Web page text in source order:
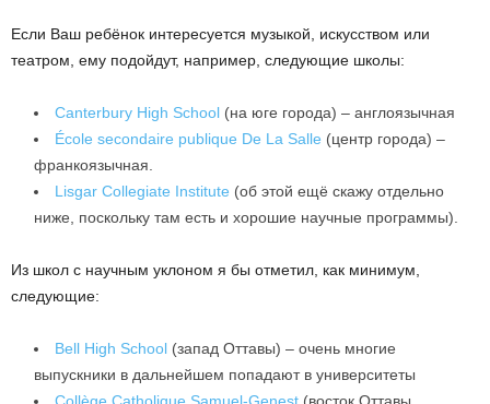
Если Ваш ребёнок интересуется музыкой, искусством или
театром, ему подойдут, например, следующие школы:
Canterbury High School (на юге города) – англоязычная
École secondaire publique De La Salle (центр города) –
франкоязычная.
Lisgar Collegiate Institute (об этой ещё скажу отдельно
ниже, поскольку там есть и хорошие научные программы).
Из школ с научным уклоном я бы отметил, как минимум,
следующие:
Bell High School (запад Оттавы) – очень многие
выпускники в дальнейшем попадают в университеты